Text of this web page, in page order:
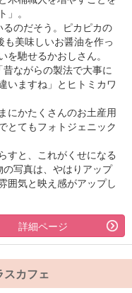
」。
のだそう。ピカピカの
美味しいお醤油を作っ
を馳せるかおしさん。
ながらの製法で大事に
いますね」とヒトミカワ
にかたくさんのお土産用
とてもフォトジェニック
すと、これがくせになる
写真は、やはりアップ
囲気と映え感がアップし
詳細ページ
スカフェ